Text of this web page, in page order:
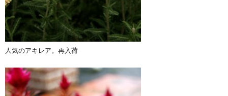
人気のアキレア。再入荷